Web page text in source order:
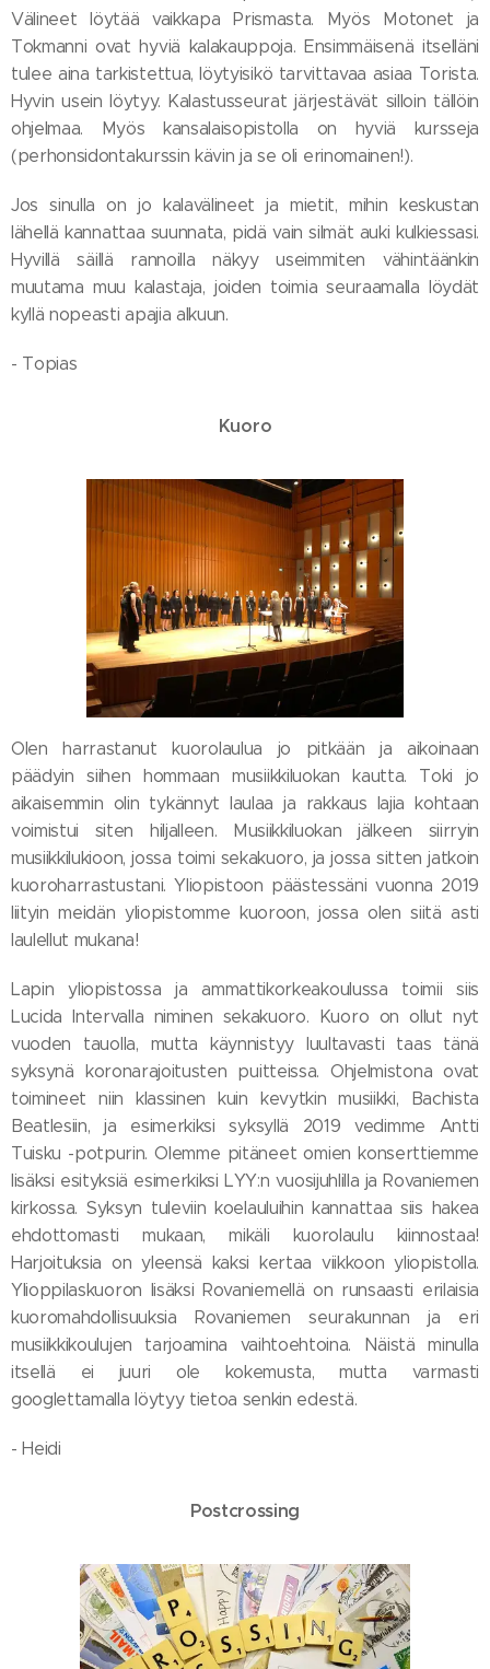
Välineet löytää vaikkapa Prismasta. Myös Motonet ja
Tokmanni ovat hyviä kalakauppoja. Ensimmäisenä itselläni
tulee aina tarkistettua, löytyisikö tarvittavaa asiaa Torista.
Hyvin usein löytyy. Kalastusseurat järjestävät silloin tällöin
ohjelmaa. Myös kansalaisopistolla on hyviä kursseja
(perhonsidontakurssin kävin ja se oli erinomainen!).
Jos sinulla on jo kalavälineet ja mietit, mihin keskustan
lähellä kannattaa suunnata, pidä vain silmät auki kulkiessasi.
Hyvillä säillä rannoilla näkyy useimmiten vähintäänkin
muutama muu kalastaja, joiden toimia seuraamalla löydät
kyllä nopeasti apajia alkuun.
- Topias
Kuoro
Olen harrastanut kuorolaulua jo pitkään ja aikoinaan
päädyin siihen hommaan musiikkiluokan kautta. Toki jo
aikaisemmin olin tykännyt laulaa ja rakkaus lajia kohtaan
voimistui siten hiljalleen. Musiikkiluokan jälkeen siirryin
musiikkilukioon, jossa toimi sekakuoro, ja jossa sitten jatkoin
kuoroharrastustani. Yliopistoon päästessäni vuonna 2019
liityin meidän yliopistomme kuoroon, jossa olen siitä asti
laulellut mukana!
Lapin yliopistossa ja ammattikorkeakoulussa toimii siis
Lucida Intervalla niminen sekakuoro. Kuoro on ollut nyt
vuoden tauolla, mutta käynnistyy luultavasti taas tänä
syksynä koronarajoitusten puitteissa. Ohjelmistona ovat
toimineet niin klassinen kuin kevytkin musiikki, Bachista
Beatlesiin, ja esimerkiksi syksyllä 2019 vedimme Antti
Tuisku -potpurin. Olemme pitäneet omien konserttiemme
lisäksi esityksiä esimerkiksi LYY:n vuosijuhlilla ja Rovaniemen
kirkossa. Syksyn tuleviin koelauluihin kannattaa siis hakea
ehdottomasti mukaan, mikäli kuorolaulu kiinnostaa!
Harjoituksia on yleensä kaksi kertaa viikkoon yliopistolla.
Ylioppilaskuoron lisäksi Rovaniemellä on runsaasti erilaisia
kuoromahdollisuuksia Rovaniemen seurakunnan ja eri
musiikkikoulujen tarjoamina vaihtoehtoina. Näistä minulla
itsellä ei juuri ole kokemusta, mutta varmasti
googlettamalla löytyy tietoa senkin edestä.
- Heidi
Postcrossing